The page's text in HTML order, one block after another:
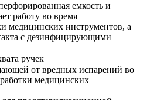
емкость и
работу во время
медицинских инструментов, а
с дезинфицирующими
ручек
от вредных испарений во
медицинских